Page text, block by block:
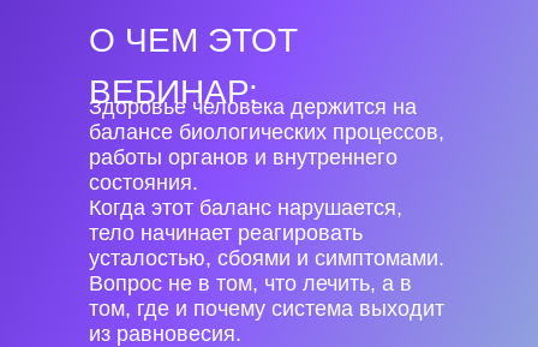
О ЧЕМ ЭТОТ
ВЕБИНАР:
Здоровье человека держится на
балансе биологических процессов,
работы органов и внутреннего
состояния.
Когда этот баланс нарушается,
тело начинает реагировать
усталостью, сбоями и симптомами.
Вопрос не в том, что лечить, а в
том, где и почему система выходит
из равновесия.